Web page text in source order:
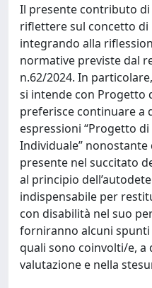
Il presente contributo
riflettere sul concetto di
integrando alla
normative previste dal
n.62/2024. In
si intende con Progetto
preferisce continuare a
espressioni “Progetto di
Individuale”
presente nel succitato
al principio
indispensabile per
con disabilità nel suo
forniranno alcuni
quali sono coinvolti/e, a
valutazione e nella